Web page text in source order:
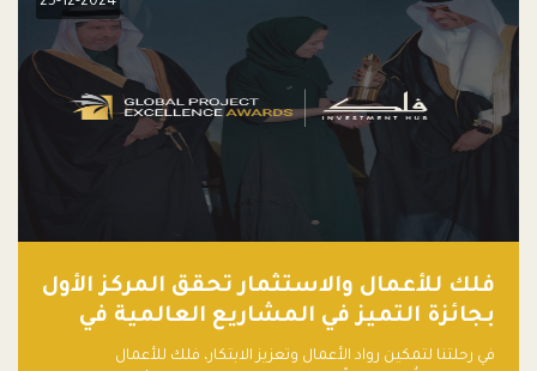
فلك للأعمال والاستثمار تحقق المركز الأول
بجائزة التميز في المشاريع العالمية في
ريادة الأعمال الصاعدة لعام ٢٠٢٤
في رحلتنا لتمكين رواد الأعمال وتعزيز الابتكار، فلك للأعمال